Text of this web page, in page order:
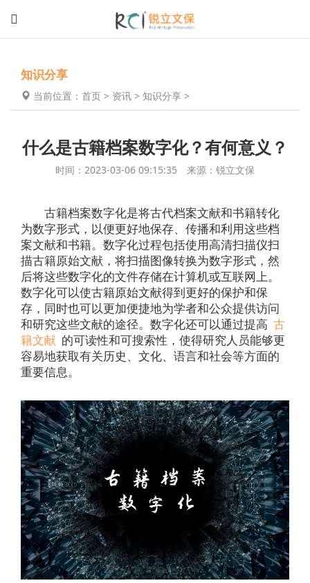
知识分享
当前位置： 首页 > 资讯 > 知识分享 >
什么是古籍档案数字化？有何意义？
时间：2023-03-06 09:15:35 来源：锐立文保
古籍档案数字化是将古代档案文献和书籍转化
为数字形式，以便更好地保存、传播和利用这些档
案文献和书籍。数字化过程包括使用高清扫描仪扫
描古籍原始文献，将扫描图像转换为数字形式，然
后将这些数字化的文件存储在计算机或互联网上。
数字化可以使古籍原始文献得到更好的保护和保
存，同时也可以更加便捷地为学者和公众提供访问
和研究这些文献的途径。数字化还可以通过提高 古
籍文献 的可读性和可搜索性，使得研究人员能够更
容易地获取有关历史、文化、语言和社会等方面的
重要信息。